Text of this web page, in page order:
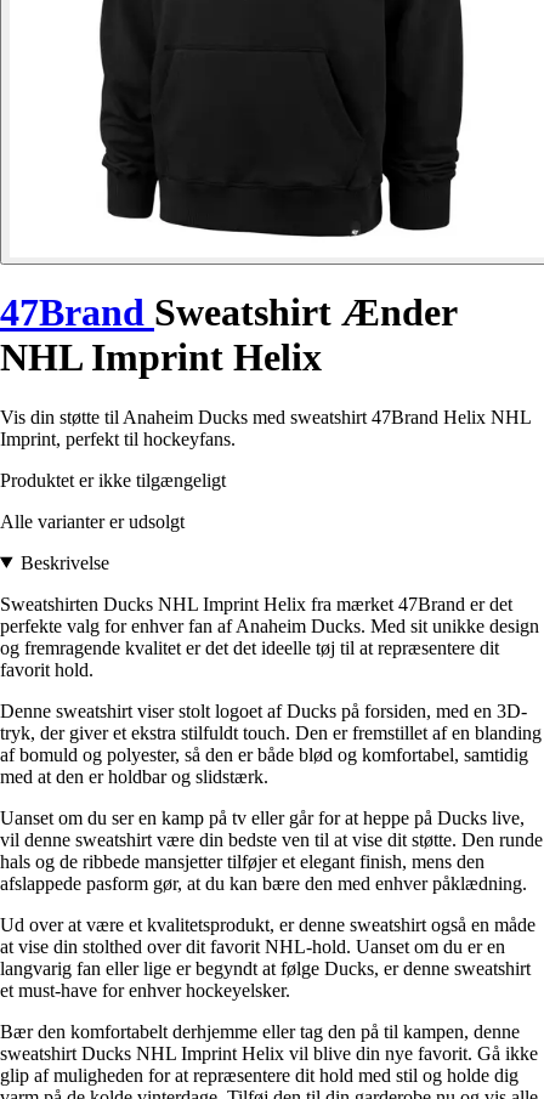
47Brand Sweatshirt Ænder
NHL Imprint Helix
Vis din støtte til Anaheim Ducks med sweatshirt 47Brand Helix NHL
Imprint, perfekt til hockeyfans.
Produktet er ikke tilgængeligt
Alle varianter er udsolgt
Beskrivelse
Sweatshirten Ducks NHL Imprint Helix fra mærket 47Brand er det
perfekte valg for enhver fan af Anaheim Ducks. Med sit unikke design
og fremragende kvalitet er det det ideelle tøj til at repræsentere dit
favorit hold.
Denne sweatshirt viser stolt logoet af Ducks på forsiden, med en 3D-
tryk, der giver et ekstra stilfuldt touch. Den er fremstillet af en blanding
af bomuld og polyester, så den er både blød og komfortabel, samtidig
med at den er holdbar og slidstærk.
Uanset om du ser en kamp på tv eller går for at heppe på Ducks live,
vil denne sweatshirt være din bedste ven til at vise dit støtte. Den runde
hals og de ribbede mansjetter tilføjer et elegant finish, mens den
afslappede pasform gør, at du kan bære den med enhver påklædning.
Ud over at være et kvalitetsprodukt, er denne sweatshirt også en måde
at vise din stolthed over dit favorit NHL-hold. Uanset om du er en
langvarig fan eller lige er begyndt at følge Ducks, er denne sweatshirt
et must-have for enhver hockeyelsker.
Bær den komfortabelt derhjemme eller tag den på til kampen, denne
sweatshirt Ducks NHL Imprint Helix vil blive din nye favorit. Gå ikke
glip af muligheden for at repræsentere dit hold med stil og holde dig